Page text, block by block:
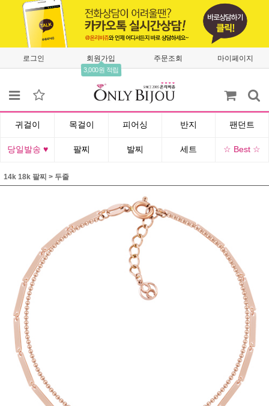
로그인 회원가입
3,000원 적립
주문조회 마이페이지
귀걸이 목걸이 피어싱 반지 팬던트
당일발송 ♥ 팔찌 발찌 세트 ☆ Best ☆
14k 18k 팔찌 > 두줄